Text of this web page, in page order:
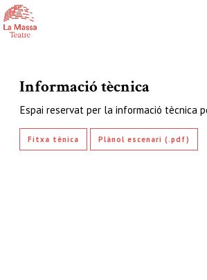
Informació tècnica
Espai reservat per la informació tècnica
Fitxa tènica Plànol escenari (.pdf)